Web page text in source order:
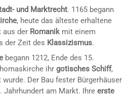
und Marktrecht. 1165 begann
, heute das älteste erhaltene
aus der Romanikmit einem
der Zeit des Klassizismus.
begann 1212, Ende des 15.
ihr gotisches Schiff,
Der Bau fester Bürgerhäuser
Jahrhundert am Markt. Ihre erste